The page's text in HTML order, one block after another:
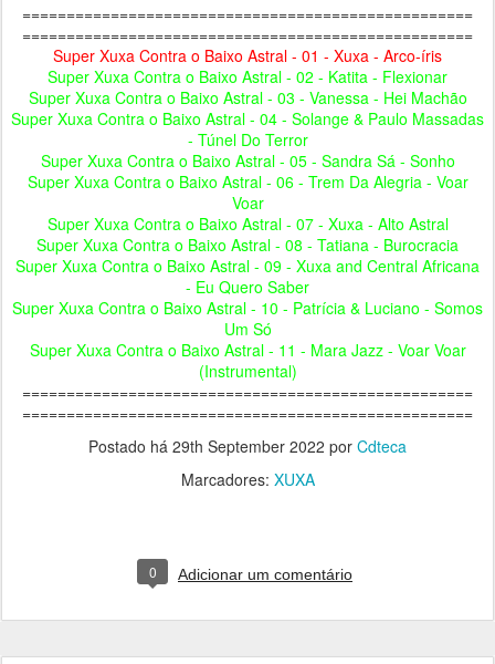
===================================================
===================================================
Super Xuxa Contra o Baixo Astral - 01 - Xuxa - Arco-íris
Super Xuxa Contra o Baixo Astral - 02 - Katita - Flexionar
Super Xuxa Contra o Baixo Astral - 03 - Vanessa - Hei Machão
Super Xuxa Contra o Baixo Astral - 04 - Solange & Paulo Massadas
- Túnel Do Terror
Super Xuxa Contra o Baixo Astral - 05 - Sandra Sá - Sonho
Super Xuxa Contra o Baixo Astral - 06 - Trem Da Alegria - Voar
Voar
Super Xuxa Contra o Baixo Astral - 07 - Xuxa - Alto Astral
Super Xuxa Contra o Baixo Astral - 08 - Tatiana - Burocracia
Super Xuxa Contra o Baixo Astral - 09 - Xuxa and Central Africana
- Eu Quero Saber
Super Xuxa Contra o Baixo Astral - 10 - Patrícia & Luciano - Somos
Um Só
Super Xuxa Contra o Baixo Astral - 11 - Mara Jazz - Voar Voar
(Instrumental)
===================================================
===================================================
Postado há 29th September 2022 por Cdteca
Marcadores: XUXA
0 Adicionar um comentário